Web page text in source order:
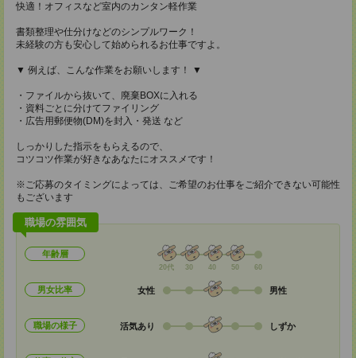
快適！オフィスなど室内のカンタン軽作業
書類整理や仕分けなどのシンプルワーク！
未経験の方も安心して始められるお仕事ですよ。
▼ 例えば、こんな作業をお願いします！ ▼
・ファイルから抜いて、廃棄BOXに入れる
・資料ごとに分けてファイリング
・広告用郵便物(DM)を封入・発送 など
しっかりした指示をもらえるので、
コツコツ作業が好きなあなたにオススメです！
※ご応募のタイミングによっては、ご希望のお仕事をご紹介できない可能性
もございます
職場の雰囲気
年齢層
20代 30 40 50 60
男女比率 女性 男性
職場の様子 活気あり しずか